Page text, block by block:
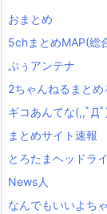
おまとめ
5chまとめMAP(総
ぷぅアンテナ
2ちゃんねるまとめ
ギコあんてな(,,ﾟДﾟ
まとめサイト速報
とろたまヘッドラ
News人
なんでもいいよち